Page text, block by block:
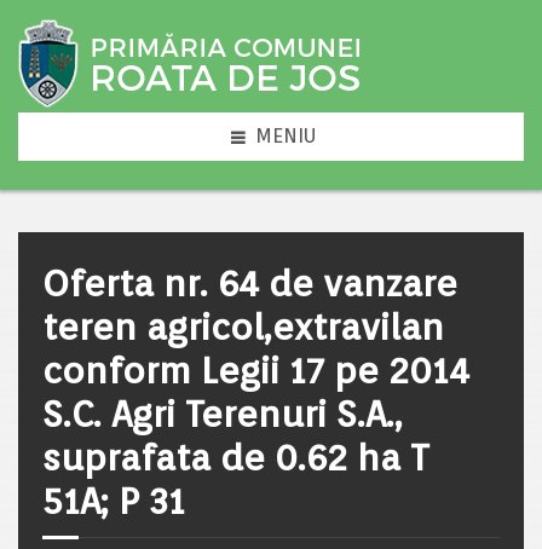
MENIU
Oferta nr. 64 de vanzare
teren agricol,extravilan
conform Legii 17 pe 2014
S.C. Agri Terenuri S.A.,
suprafata de 0.62 ha T
51A; P 31